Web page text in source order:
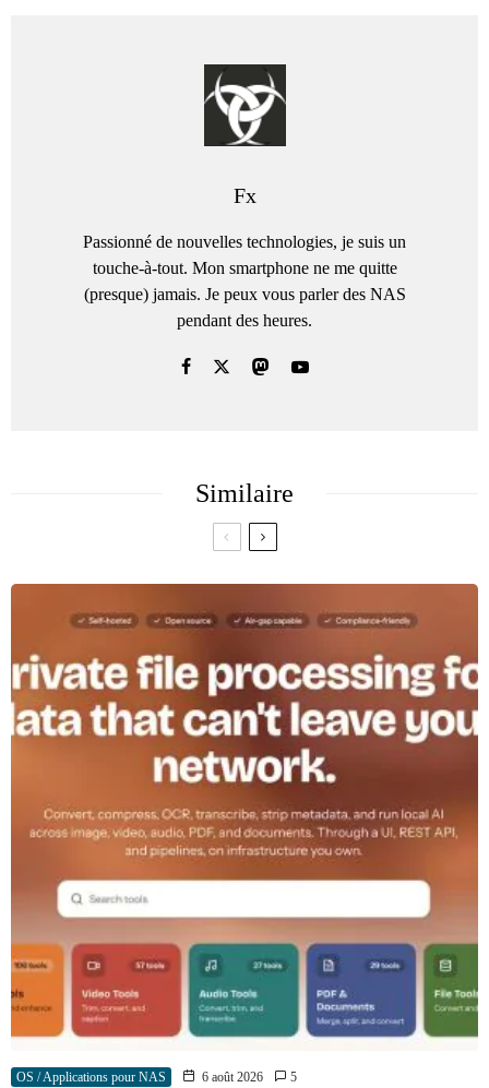
Fx
Passionné de nouvelles technologies, je suis un
touche-à-tout. Mon smartphone ne me quitte
(presque) jamais. Je peux vous parler des NAS
pendant des heures.
Similaire
OS / Applications pour NAS 6 août 2026 5